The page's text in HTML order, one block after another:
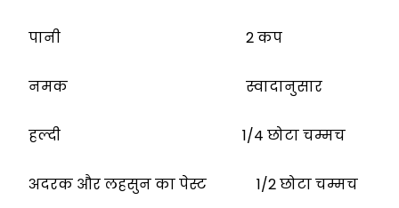
पानी 2 कप
नमक स्वादानुसार
हल्दी 1/4 छोटा चम्मच
अदरक और लहसुन का पेस्ट 1/2 छोटा चम्मच